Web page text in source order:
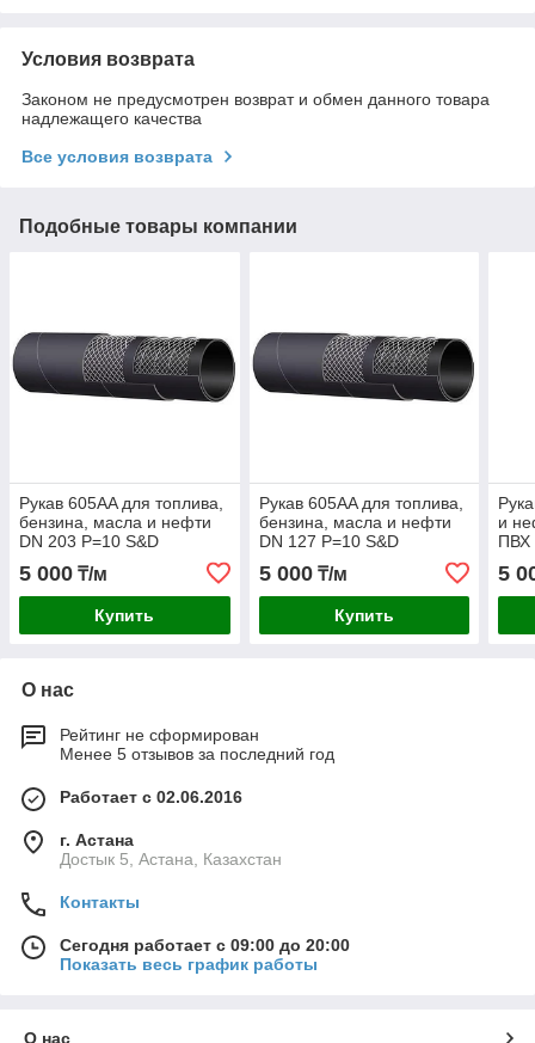
Условия возврата
Законом не предусмотрен возврат и обмен данного товара
надлежащего качества
Все условия возврата
Подобные товары компании
Рукав 605AA для топлива,
бензина, масла и нефти
DN 203 P=10 S&D
5 000 ₸/м
Купить
Рукав 605AA для топлива,
бензина, масла и нефти
DN 127 P=10 S&D
5 000₸/м
Купить
и
ПВХ
5
О нас
Рейтинг не сформирован
Менее 5 отзывов за последний год
Работает с 02.06.2016
г. Астана
Достык 5, Астана, Казахстан
Контакты
Сегодня работает с 09:00 до 20:00
Показать весь график работы
О нас